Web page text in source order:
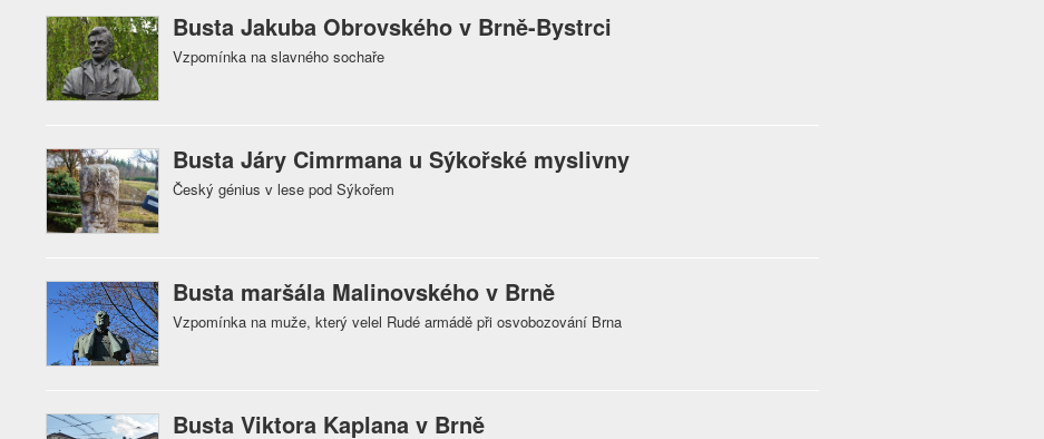
Busta Jakuba Obrovského v Brně-Bystrci
Vzpomínka na slavného sochaře
Busta Járy Cimrmana u Sýkořské myslivny
Český génius v lese pod Sýkořem
Busta maršála Malinovského v Brně
Vzpomínka na muže, který velel Rudé armádě při osvobozování Brna
Busta Viktora Kaplana v Brně